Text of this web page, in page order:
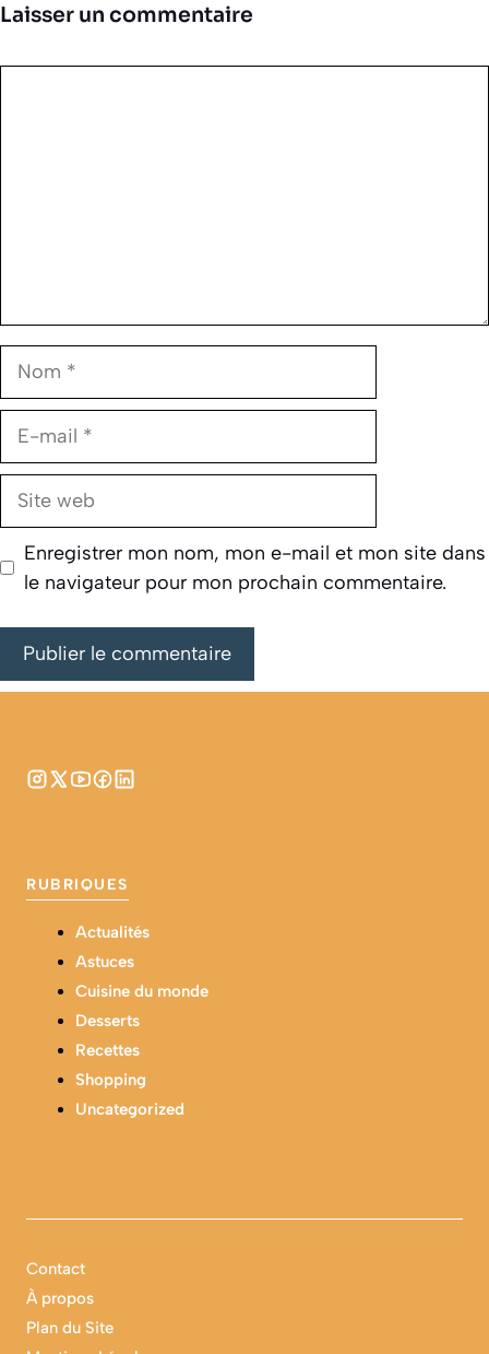
Laisser un commentaire
Nom
E-
Site
Enregistrer mon nom, mon e-mail et mon site dans
le navigateur pour mon prochain commentaire.
RUBRIQUES
Actualités
Astuces
Cuisine du monde
Desserts
Recettes
Shopping
Uncategorized
Contact
À propos
Plan du Site